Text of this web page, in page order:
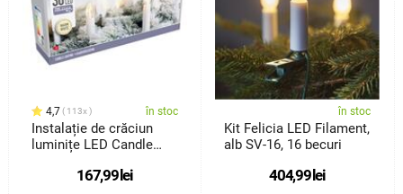
4,7 113x în stoc
Instalație de crăciun
luminițe LED Candle
167,99 lei
în stoc
Kit Felicia LED Filament,
alb SV-16, 16 becuri
404,99 lei